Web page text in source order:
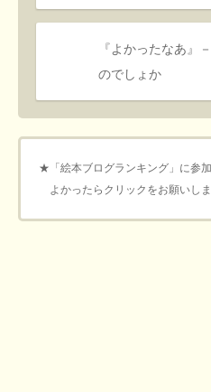
『よかったなあ』
のでしょか
★「絵本ブログランキング」に参加
よかったらクリックをお願いしま